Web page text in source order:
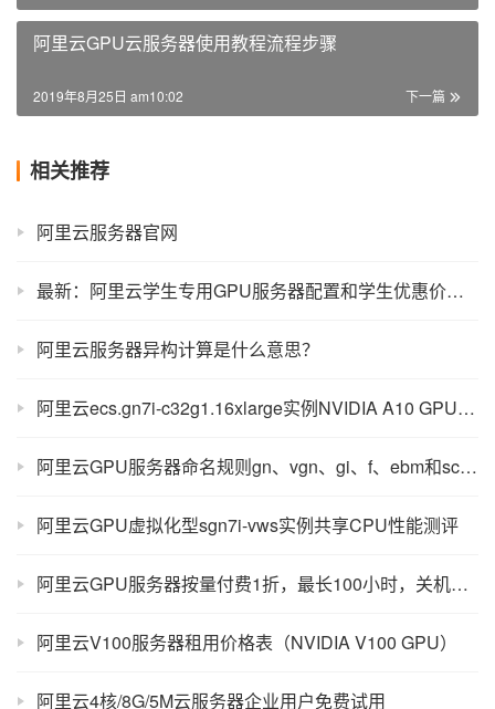
阿里云GPU云服务器使用教程流程步骤
下一篇
2019年8月25日 am10:02
相关推荐
阿里云服务器官网
最新：阿里云学生专用GPU服务器配置和学生优惠价格说明
阿里云服务器异构计算是什么意思？
阿里云ecs.gn7i-c32g1.16xlarge实例NVIDIA A10 GPU卡配置详解
阿里云GPU服务器命名规则gn、vgn、gi、f、ebm和scc详解
阿里云GPU虚拟化型sgn7i-vws实例共享CPU性能测评
阿里云GPU服务器按量付费1折，最长100小时，关机时间算吗？
阿里云V100服务器租用价格表（NVIDIA V100 GPU）
阿里云4核/8G/5M云服务器企业用户免费试用